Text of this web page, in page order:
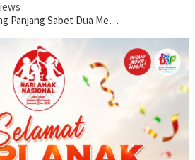
Panjang Sabet Dua Me…